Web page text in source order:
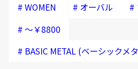
# WOMEN # オーバル #
# ～￥8800
# BASIC METAL (ベーシックメ